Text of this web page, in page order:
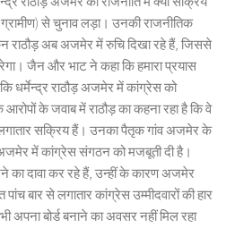
ग्रामीण) से चुनाव लड़ा। उनकी राजनीतिक
राठौड़ अब अजमेर में रुचि दिखा रहे हैं, जिससे
जैन और भाट ने कहा कि हमारा प्रयास
धर्मेन्द्र राठौड़ अजमेर में कांग्रेस को
के जवाब में राठौड़ का कहना रहा है कि वे
लगातार सक्रिय हैं। उनका पैतृक गांव अजमेर के
में कांग्रेस संगठन को मजबूती दी है।
दावा कर रहे हैं, उन्हीं के कारण अजमेर
बार से लगातार कांग्रेस उम्मीदवारों की हार
अपना बोर्ड बनाने का अवसर नहीं मिल रहा